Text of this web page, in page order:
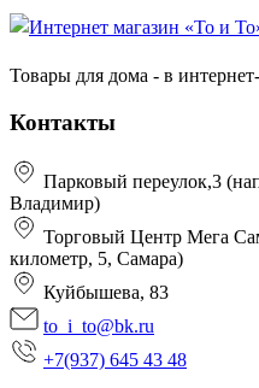
Товары для дома - в
Контакты
Парковый переулок,3
Владимир)
Торговый Центр Мега
километр, 5, Самара)
Куйбышева, 83
to_i_to@bk.ru
+7(937) 645 43 48